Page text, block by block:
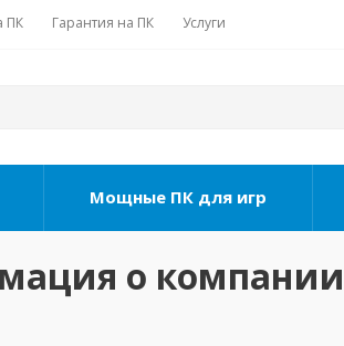
ПК Гарантия на ПК Услуги
Мощные ПК для игр
о